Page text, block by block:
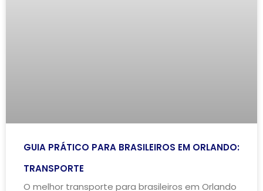
GUIA PRÁTICO PARA BRASILEIROS EM ORLANDO:
TRANSPORTE
O melhor transporte para brasileiros em Orlando